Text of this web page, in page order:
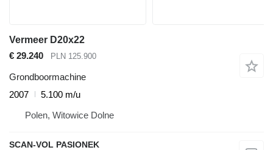
Vermeer D20x22
€ 29.240
PLN 125.900
Grondboormachine
2007
5.100 m/u
Polen, Witowice Dolne
SCAN-VOL PASIONEK